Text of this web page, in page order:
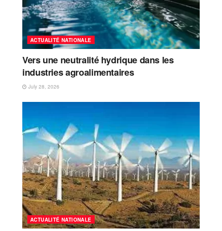
ACTUALITÉ NATIONALE
Vers une neutralité hydrique dans les
industries agroalimentaires
July 28, 2026
ACTUALITÉ NATIONALE